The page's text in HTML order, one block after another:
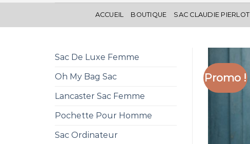
ACCUEIL BOUTIQUE SAC CLAUDIE PIERLOT
Sac De Luxe Femme
Oh My Bag Sac
Lancaster Sac Femme
Pochette Pour Homme
Sac Ordinateur
Promo !